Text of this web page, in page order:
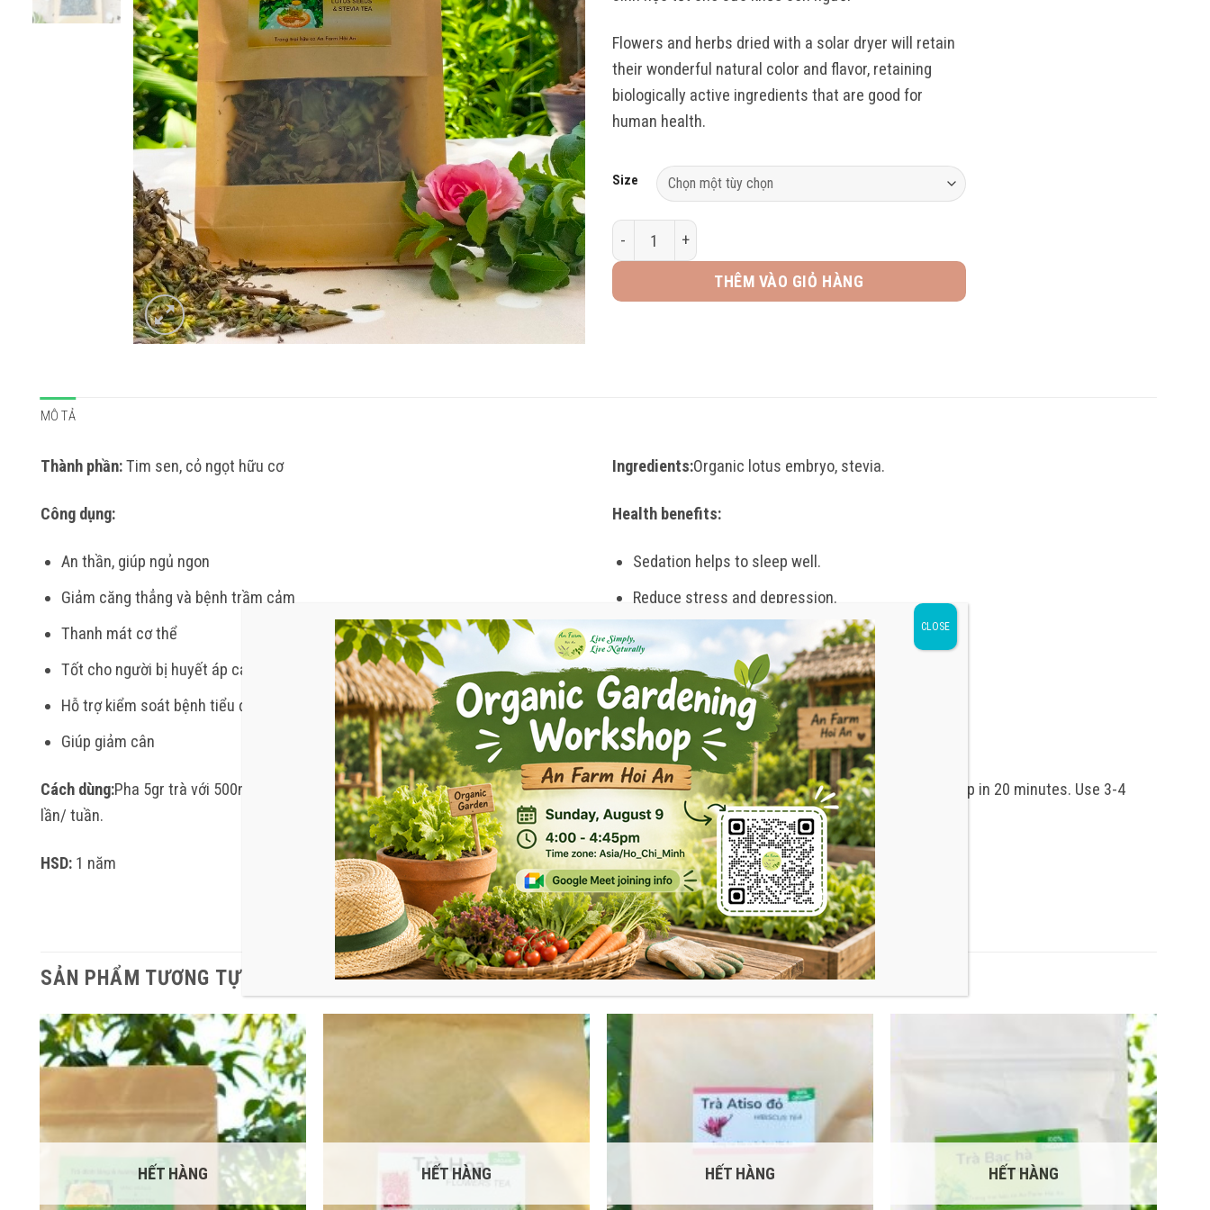
Flowers and herbs dried with a solar dryer will retain
their wonderful natural color and flavor, retaining
biologically active ingredients that are good for
human health.
Size
Trà tim sen & cỏ ngọt - Lotus embryo & stevia tea số lượng
THÊM VÀO GIỎ HÀNG
MÔ TẢ
Thành phần:Tim sen, cỏ ngọt hữu cơ
Công dụng:
An thần, giúp ngủ ngon
Giảm căng thẳng và bệnh trầm cảm
Thanh mát cơ thể
Tốt cho người bị huyết áp cao
Hỗ trợ kiểm soát bệnh tiểu đường
Giúp giảm cân
Cách dùng:Pha 5gr trà với 500ml nước sôi, hãm trong 20 phút rồi uống. Dùng 3-4
lần/ tuần.
HSD:1 năm
Ingredients:Organic lotus embryo, stevia.
Health benefits:
Sedation helps to sleep well.
Reduce stress and depression.
Help cool your body.
Good for high blood pressure.
Helps to control diabetes.
Assists with weight control.
Usage:Mix 5gr of tea with 500ml of boiling water, steep in 20 minutes. Use 3-4
times/week.
EXP:1 year.
SẢN PHẨM TƯƠNG TỰ
HẾT HÀNG HẾT HÀNG HẾT HÀNG HẾT HÀNG
CLOSE